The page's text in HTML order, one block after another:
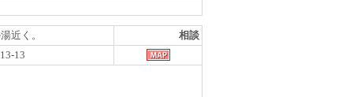
近く。
相談
13